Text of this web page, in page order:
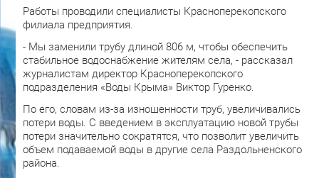
Работы проводили специалисты Красноперекопского
филиала предприятия.
- Мы заменили трубу длиной 806 м, чтобы обеспечить
стабильное водоснабжение жителям села, - рассказал
журналистам директор Красноперекопского
подразделения «Воды Крыма» Виктор Гуренко.
По его, словам из-за изношенности труб, увеличивались
потери воды. С введением в эксплуатацию новой трубы
потери значительно сократятся, что позволит увеличить
объем подаваемой воды в другие села Раздольненского
района.